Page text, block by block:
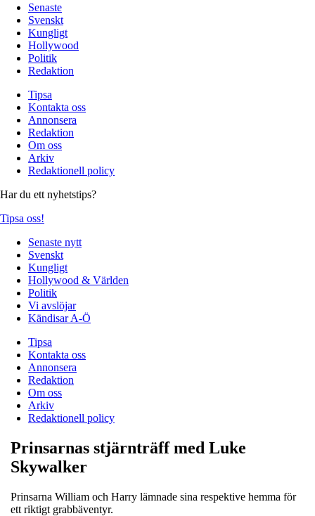
Senaste
Svenskt
Kungligt
Hollywood
Politik
Redaktion
Tipsa
Kontakta oss
Annonsera
Redaktion
Om oss
Arkiv
Redaktionell policy
Har du ett nyhetstips?
Tipsa oss!
Senaste nytt
Svenskt
Kungligt
Hollywood & Världen
Politik
Vi avslöjar
Kändisar A-Ö
Tipsa
Kontakta oss
Annonsera
Redaktion
Om oss
Arkiv
Redaktionell policy
Prinsarnas stjärnträff med Luke
Skywalker
Prinsarna William och Harry lämnade sina respektive hemma för
ett riktigt grabbäventyr.